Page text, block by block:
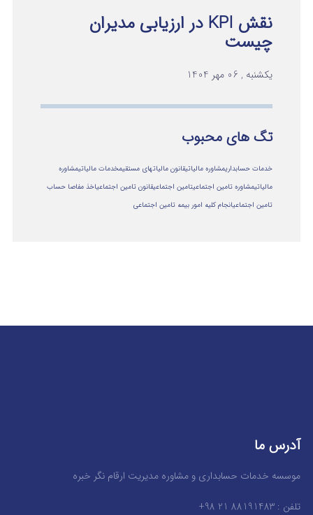
نقش KPI در ارزیابی مدیران
چیست
یکشنبه , 06 مهر 1404
تگ های محبوب
خدمات حسابداریمشاوره مالیاتیقانون مالیاتهای مستقیمخدمات مالیاتیمشاوره
مالياتيمشاوره تامین اجتماعیتامین اجتماعیقانون تامین اجتماعیاخذ مفاصا حساب
تامین اجتماعیانجام کلیه امور بیمه تامین اجتماعی
آدرس ما
موسسه خدمات حسابداری و مشاوره مدیریت ارقام نگر خبره
تلفن : 88191483 21 98+